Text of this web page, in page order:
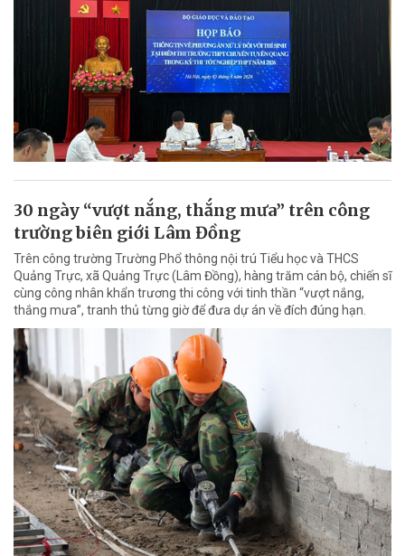
30 ngày “vượt nắng, thắng mưa” trên công
trường biên giới Lâm Đồng
Trên công trường Trường Phổ thông nội trú Tiểu học và THCS
Quảng Trực, xã Quảng Trực (Lâm Đồng), hàng trăm cán bộ, chiến sĩ
cùng công nhân khẩn trương thi công với tinh thần “vượt nắng,
thắng mưa”, tranh thủ từng giờ để đưa dự án về đích đúng hạn.